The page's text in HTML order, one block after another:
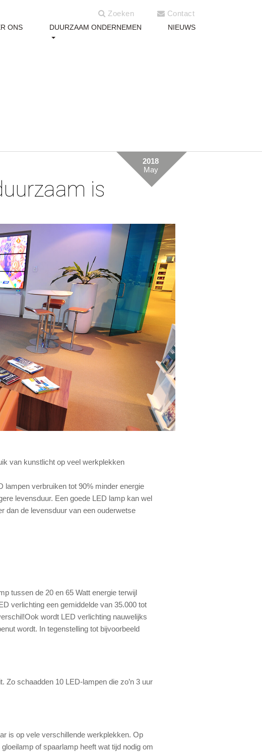
Zoeken Contact
ONS DUURZAAM ONDERNEMEN NIEUWS
2018
May
is
van kunstlicht op veel werkplekken
verbruiken tot 90% minder energie
levensduur. Een goede LED lamp kan wel
dan de levensduur van een ouderwetse
tussen de 20 en 65 Watt energie terwijl
verlichting een gemiddelde van 35.000 tot
wordt LED verlichting nauwelijks
wordt. In tegenstelling tot bijvoorbeeld
Zo schaadden 10 LED-lampen die zo’n 3 uur
is op vele verschillende werkplekken. Op
of spaarlamp heeft wat tijd nodig om